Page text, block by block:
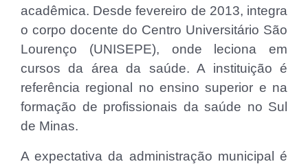
acadêmica. Desde fevereiro de 2013, integra
o corpo docente do Centro Universitário São
Lourenço (UNISEPE), onde leciona em
cursos da área da saúde. A instituição é
referência regional no ensino superior e na
formação de profissionais da saúde no Sul
de Minas.
A expectativa da administração municipal é